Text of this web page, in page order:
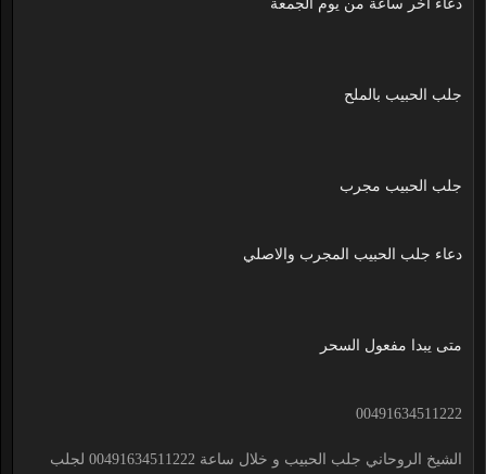
دعاء اخر ساعة من يوم الجمعة
جلب الحبيب بالملح
جلب الحبيب مجرب
دعاء جلب الحبيب المجرب والاصلي
متى يبدا مفعول السحر
00491634511222
الشيخ الروحاني جلب الحبيب و خلال ساعة 00491634511222 لجلب